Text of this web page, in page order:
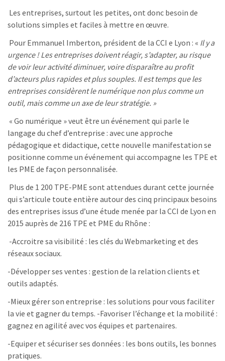
Les entreprises, surtout les petites, ont donc besoin de
solutions simples et faciles à mettre en œuvre.
Pour Emmanuel Imberton, président de la CCI e Lyon : « Il y a
urgence ! Les entreprises doivent réagir, s’adapter, au risque
de voir leur activité diminuer, voire disparaître au profit
d’acteurs plus rapides et plus souples. Il est temps que les
entreprises considèrent le numérique non plus comme un
outil, mais comme un axe de leur stratégie. »
« Go numérique » veut être un événement qui parle le
langage du chef d’entreprise : avec une approche
pédagogique et didactique, cette nouvelle manifestation se
positionne comme un événement qui accompagne les TPE et
les PME de façon personnalisée.
Plus de 1 200 TPE-PME sont attendues durant cette journée
qui s’articule toute entière autour des cinq principaux besoins
des entreprises issus d’une étude menée par la CCI de Lyon en
2015 auprès de 216 TPE et PME du Rhône :
-Accroitre sa visibilité : les clés du Webmarketing et des
réseaux sociaux.
-Développer ses ventes : gestion de la relation clients et
outils adaptés.
-Mieux gérer son entreprise : les solutions pour vous faciliter
la vie et gagner du temps. -Favoriser l’échange et la mobilité :
gagnez en agilité avec vos équipes et partenaires.
-Equiper et sécuriser ses données : les bons outils, les bonnes
pratiques.